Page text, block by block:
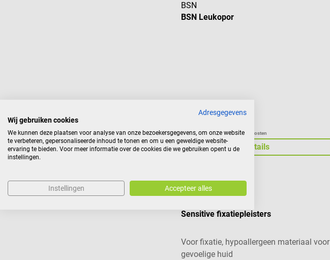
BSN
BSN Leukopor
€ 23,53*
Prijzen incl. BTW, excl. verzendkosten
Details
Sensitive fixatiepleisters
Voor fixatie, hypoallergeen materiaal voor
gevoelige huid
Adresgegevens
Wij gebruiken cookies
We kunnen deze plaatsen voor analyse van onze bezoekersgegevens, om onze website
te verbeteren, gepersonaliseerde inhoud te tonen en om u een geweldige website-
ervaring te bieden. Voor meer informatie over de cookies die we gebruiken opent u de
instellingen.
Instellingen Accepteer alles